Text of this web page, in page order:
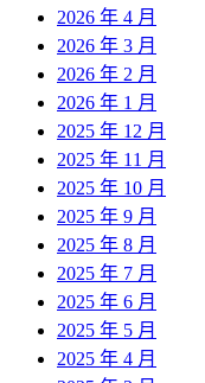
2026 年 4 月
2026 年 3 月
2026 年 2 月
2026 年 1 月
2025 年 12 月
2025 年 11 月
2025 年 10 月
2025 年 9 月
2025 年 8 月
2025 年 7 月
2025 年 6 月
2025 年 5 月
2025 年 4 月